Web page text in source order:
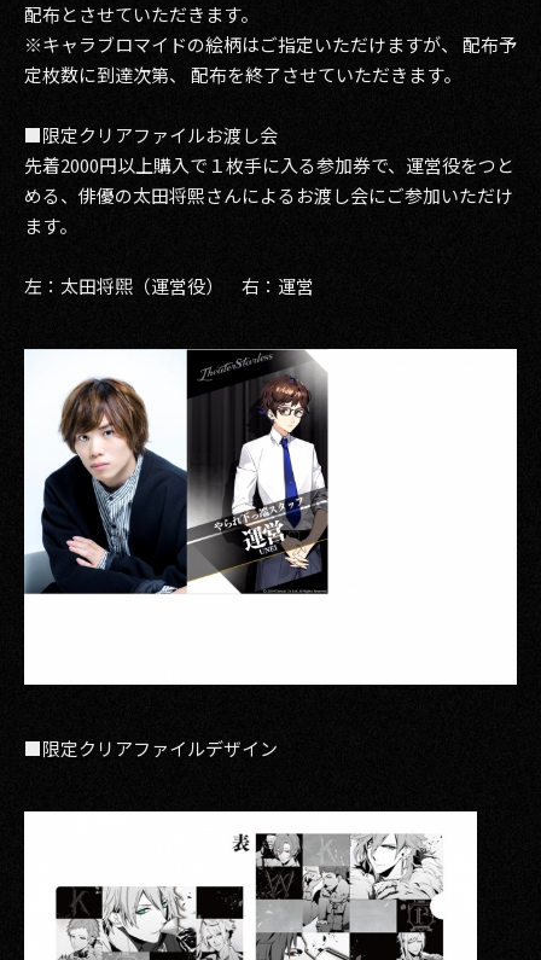
配布とさせていただきます。
※キャラブロマイドの絵柄はご指定いただけますが、 配布予
定枚数に到達次第、 配布を終了させていただきます。
■限定クリアファイルお渡し会
先着2000円以上購入で１枚手に入る参加券で、運営役をつと
める、俳優の太田将熙さんによるお渡し会にご参加いただけ
ます。
左：太田将煕（運営役） 右：運営
■限定クリアファイルデザイン